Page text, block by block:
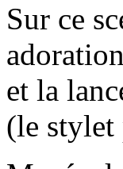
Sur ce
et la
(le stylet